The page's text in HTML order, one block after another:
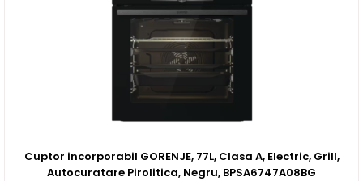
Cuptor incorporabil GORENJE, 77L, Clasa A, Electric, Grill,
Autocuratare Pirolitica, Negru, BPSA6747A08BG